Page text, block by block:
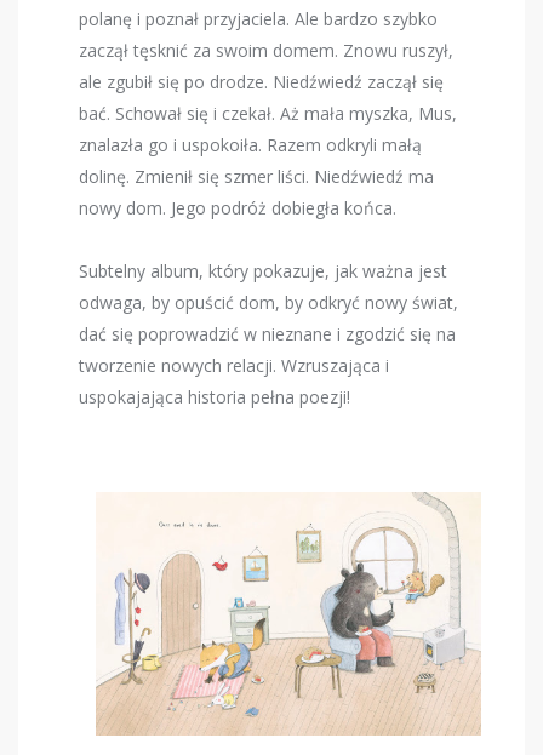
polanę i poznał przyjaciela. Ale bardzo szybko
zaczął tęsknić za swoim domem. Znowu ruszył,
ale zgubił się po drodze. Niedźwiedź zaczął się
bać. Schował się i czekał. Aż mała myszka, Mus,
znalazła go i uspokoiła. Razem odkryli małą
dolinę. Zmienił się szmer liści. Niedźwiedź ma
nowy dom. Jego podróż dobiegła końca.
Subtelny album, który pokazuje, jak ważna jest
odwaga, by opuścić dom, by odkryć nowy świat,
dać się poprowadzić w nieznane i zgodzić się na
tworzenie nowych relacji. Wzruszająca i
uspokajająca historia pełna poezji!